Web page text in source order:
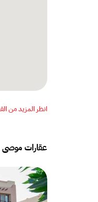
انظر المزيد من
عقارات موصى